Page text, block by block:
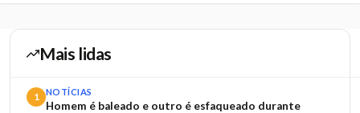
Mais lidas
1 NOTÍCIAS
Homem é baleado e outro é esfaqueado durante